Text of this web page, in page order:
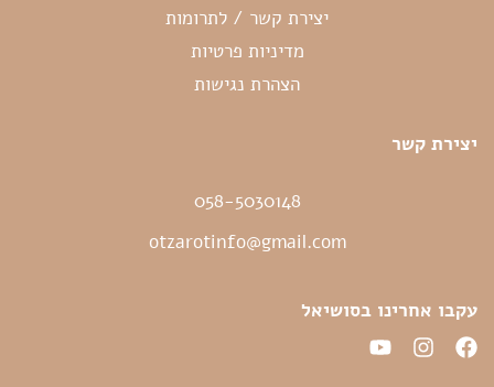
יצירת קשר / לתרומות
מדיניות פרטיות
הצהרת נגישות
יצירת קשר
058-5030148
otzarotinfo@gmail.com
עקבו אחרינו בסושיאל